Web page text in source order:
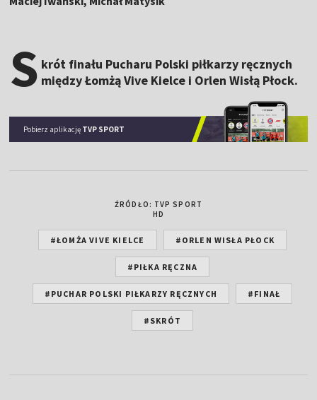
S krót finału Pucharu Polski piłkarzy ręcznych
między Łomżą Vive Kielce i Orlen Wisłą Płock.
Pobierz aplikację TVP SPORT
ŹRÓDŁO: TVP SPORT
HD
#ŁOMŻA VIVE KIELCE #ORLEN WISŁA PŁOCK
#PIŁKA RĘCZNA
#PUCHAR POLSKI PIŁKARZY RĘCZNYCH #FINAŁ
#SKRÓT